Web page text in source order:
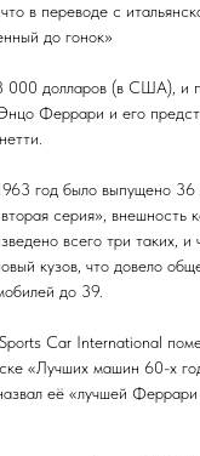
в переводе с
до гонок»
000 долларов (в США), и
Феррари и его
год было выпущено
серия», внешность
всего три таких,
кузов, что довело
до 39.
Car International
«Лучших машин 60-х
её «лучшей Феррари